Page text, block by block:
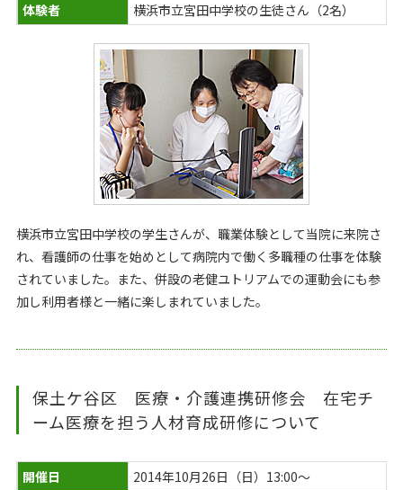
体験者
横浜市立宮田中学校の生徒さん（2名）
横浜市立宮田中学校の学生さんが、職業体験として当院に来院さ
れ、看護師の仕事を始めとして病院内で働く多職種の仕事を体験
されていました。また、併設の老健ユトリアムでの運動会にも参
加し利用者様と一緒に楽しまれていました。
保土ケ谷区 医療・介護連携研修会 在宅チ
ーム医療を担う人材育成研修について
開催日
2014年10月26日（日）13:00～